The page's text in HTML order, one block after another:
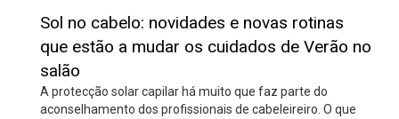
Sol no cabelo: novidades e novas rotinas
que estão a mudar os cuidados de Verão no
salão
A protecção solar capilar há muito que faz parte do
aconselhamento dos profissionais de cabeleireiro. O que